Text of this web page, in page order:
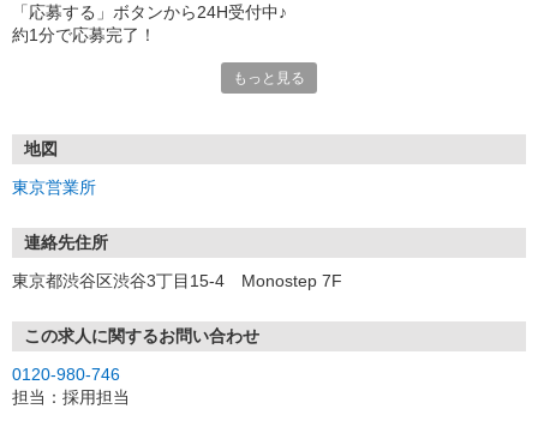
「応募する」ボタンから24H受付中♪
約1分で応募完了！
①応募から3営業日を目安に、メールorお電話でご連絡します。
★スマホでWEB面接（LINEなど）・出張面接・事務所面接と選べま
す
③面接実施（履歴書不要）
※ご希望があれば、職場見学の調整もOKです！
お気軽にご応募ください♪
もっと見る
地図
東京営業所
連絡先住所
東京都渋谷区渋谷3丁目15-4 Monostep 7F
この求人に関するお問い合わせ
0120-980-746
担当：採用担当